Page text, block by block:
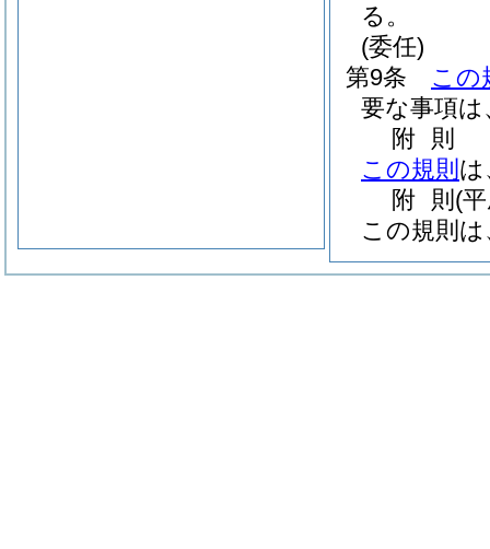
る。
(委任)
第9条
この
要な事項
附 則
この規則 は
附 則 (
この規則